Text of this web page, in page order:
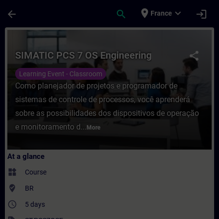
arrow_back search place France expand_more login
Course - SIMATIC PCS 7 OS
share
SIMATIC PCS 7 OS Engineering
Learning Event - Classroom
Como planejador de projetos e programador de
sistemas de controle de processos, você aprenderá
sobre as possibilidades dos dispositivos de operação
e monitoramento d... More
At a glance
widgets Course
where_to_vote BR
access_time 5 days